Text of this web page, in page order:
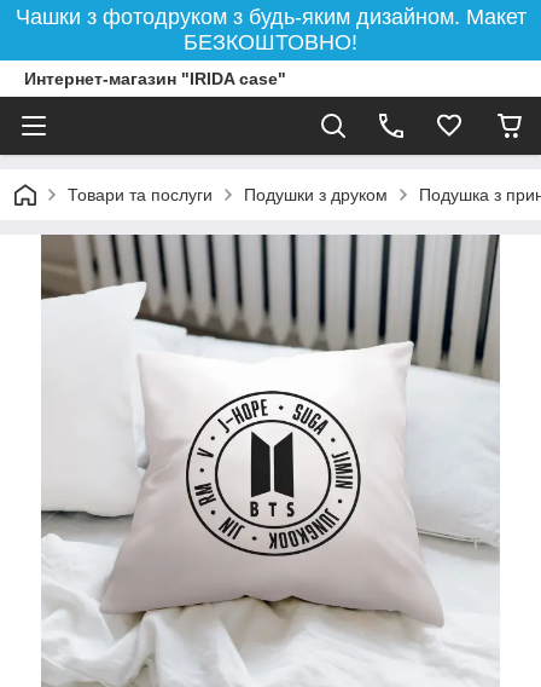
Чашки з фотодруком з будь-яким дизайном. Макет
БЕЗКОШТОВНО!
Интернет-магазин "IRIDA case"
Товари та послуги Подушки з друком Подушка з